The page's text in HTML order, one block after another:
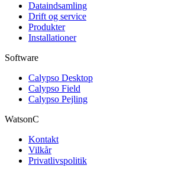
Dataindsamling
Drift og service
Produkter
Installationer
Software
Calypso Desktop
Calypso Field
Calypso Pejling
WatsonC
Kontakt
Vilkår
Privatlivspolitik